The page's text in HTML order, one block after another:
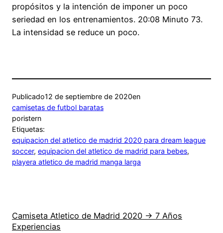
propósitos y la intención de imponer un poco
seriedad en los entrenamientos. 20:08 Minuto 73.
La intensidad se reduce un poco.
Publicado12 de septiembre de 2020en
camisetas de futbol baratas
poristern
Etiquetas:
equipacion del atletico de madrid 2020 para dream league
soccer, equipacion del atletico de madrid para bebes
playera atletico de madrid manga larga
Camiseta Atletico de Madrid 2020 → 7 Años
Experiencias